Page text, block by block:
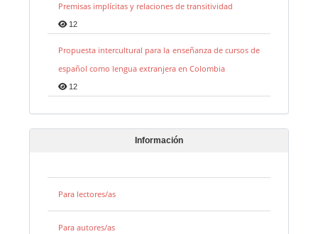
Premisas implícitas y relaciones de transitividad
12
Propuesta intercultural para la enseñanza de cursos de
español como lengua extranjera en Colombia
12
Información
Para lectores/as
Para autores/as